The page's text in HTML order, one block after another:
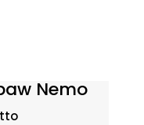
Nemo